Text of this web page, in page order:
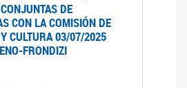
DE
CON LA COMISIÓN DE
CULTURA 03/07/2025
FRONDIZI